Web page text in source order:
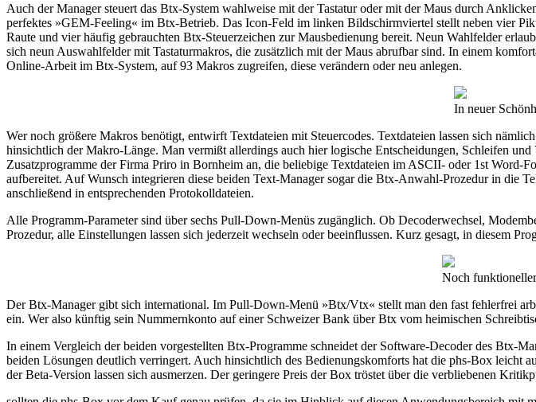
Auch der Manager steuert das Btx-System wahlweise mit der Tastatur oder mit der Maus durch
perfektes »GEM-Feeling« im Btx-Betrieb. Das Icon-Feld im linken Bildschirmviertel stellt neben vier
Raute und vier häufig gebrauchten Btx-Steuerzeichen zur Mausbedienung bereit. Neun Wahlfelder
sich neun Auswahlfelder mit Tastaturmakros, die zusätzlich mit der Maus abrufbar sind. In einem
Online-Arbeit im Btx-System, auf 93 Makros zugreifen, diese verändern oder neu anlegen.
In neuer
Wer noch größere Makros benötigt, entwirft Textdateien mit Steuercodes. Textdateien lassen sich
hinsichtlich der Makro-Länge. Man vermißt allerdings auch hier logische Entscheidungen, Schleifen
Zusatzprogramme der Firma Priro in Bornheim an, die beliebige Textdateien im ASCII- oder 1st Word-
aufbereitet. Auf Wunsch integrieren diese beiden Text-Manager sogar die Btx-Anwahl-Prozedur in die
anschließend in entsprechenden Protokolldateien.
Alle Programm-Parameter sind über sechs Pull-Down-Menüs zugänglich. Ob Decoderwechsel,
Prozedur, alle Einstellungen lassen sich jederzeit wechseln oder beeinflussen. Kurz gesagt, in diesem
Noch
Der Btx-Manager gibt sich international. Im Pull-Down-Menü »Btx/Vtx« stellt man den fast fehlerfrei
ein. Wer also künftig sein Nummernkonto auf einer Schweizer Bank über Btx vom heimischen
In einem Vergleich der beiden vorgestellten Btx-Programme schneidet der Software-Decoder des Btx-
beiden Lösungen deutlich verringert. Auch hinsichtlich des Bedienungskomforts hat die phs-Box leicht
der Beta-Version lassen sich ausmerzen. Der geringere Preis der Box tröstet über die verbliebenen